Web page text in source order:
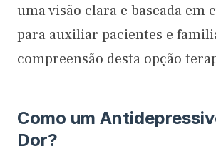
uma visão clara e baseada em
para auxiliar pacientes e
compreensão desta opção
Como um
Dor?